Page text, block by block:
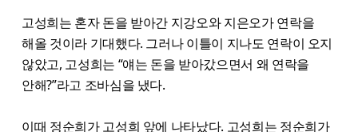
고성희는 혼자 돈을 받아간 지강오와 지은오가 연락을
해올 것이라 기대했다. 그러나 이틀이 지나도 연락이 오지
않았고, 고성희는 “얘는 돈을 받아갔으면서 왜 연락을
안해?”라고 조바심을 냈다.
이때 정순희가 고성희 앞에 나타났다. 고성희는 정순희가